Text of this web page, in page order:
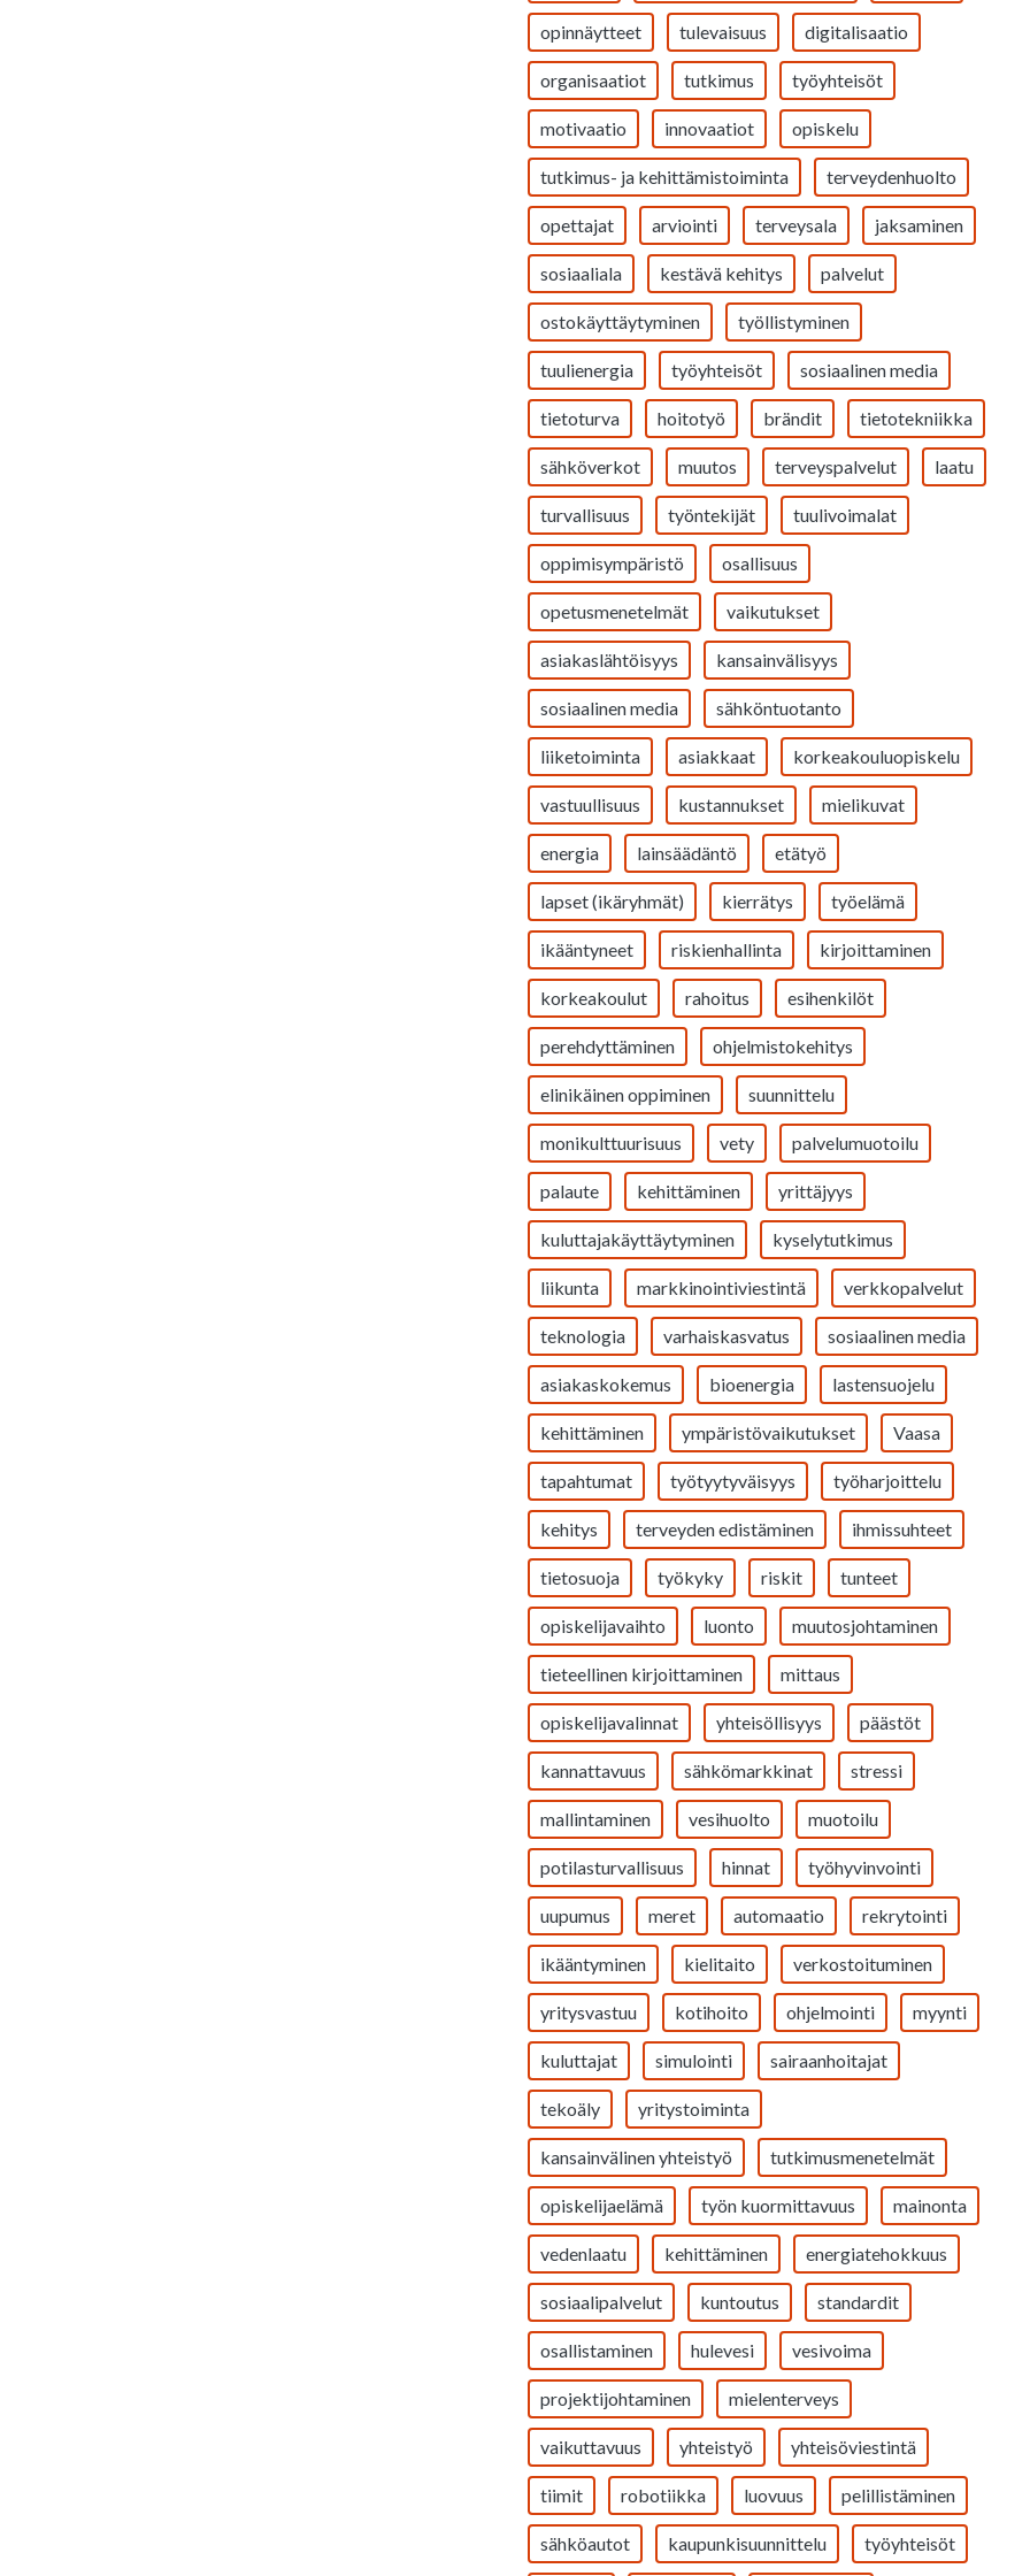
opinnäytteet tulevaisuus digitalisaatio
organisaatiot tutkimus työyhteisöt
motivaatio innovaatiot opiskelu
tutkimus- ja kehittämistoiminta terveydenhuolto
opettajat arviointi terveysala jaksaminen
sosiaaliala kestävä kehitys palvelut
ostokäyttäytyminen työllistyminen
tuulienergia työyhteisöt sosiaalinen media
tietoturva hoitotyö brändit tietotekniikka
sähköverkot muutos terveyspalvelut laatu
turvallisuus työntekijät tuulivoimalat
oppimisympäristö osallisuus
opetusmenetelmät vaikutukset
asiakaslähtöisyys kansainvälisyys
sosiaalinen media sähköntuotanto
liiketoiminta asiakkaat korkeakouluopiskelu
vastuullisuus kustannukset mielikuvat
energia lainsäädäntö etätyö
lapset (ikäryhmät) kierrätys työelämä
ikääntyneet riskienhallinta kirjoittaminen
korkeakoulut rahoitus esihenkilöt
perehdyttäminen ohjelmistokehitys
elinikäinen oppiminen suunnittelu
monikulttuurisuus vety palvelumuotoilu
palaute kehittäminen yrittäjyys
kuluttajakäyttäytyminen kyselytutkimus
liikunta markkinointiviestintä verkkopalvelut
teknologia varhaiskasvatus sosiaalinen media
asiakaskokemus bioenergia lastensuojelu
kehittäminen ympäristövaikutukset Vaasa
tapahtumat työtyytyväisyys työharjoittelu
kehitys terveyden edistäminen ihmissuhteet
tietosuoja työkyky riskit tunteet
opiskelijavaihto luonto muutosjohtaminen
tieteellinen kirjoittaminen mittaus
opiskelijavalinnat yhteisöllisyys päästöt
kannattavuus sähkömarkkinat stressi
mallintaminen vesihuolto muotoilu
potilasturvallisuus hinnat työhyvinvointi
uupumus meret automaatio rekrytointi
ikääntyminen kielitaito verkostoituminen
yritysvastuu kotihoito ohjelmointi myynti
kuluttajat simulointi sairaanhoitajat
tekoäly yritystoiminta
kansainvälinen yhteistyö tutkimusmenetelmät
opiskelijaelämä työn kuormittavuus mainonta
vedenlaatu kehittäminen energiatehokkuus
sosiaalipalvelut kuntoutus standardit
osallistaminen hulevesi vesivoima
projektijohtaminen mielenterveys
vaikuttavuus yhteistyö yhteisöviestintä
tiimit robotiikka luovuus pelillistäminen
sähköautot kaupunkisuunnittelu työyhteisöt